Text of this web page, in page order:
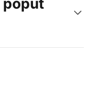
poput
vas